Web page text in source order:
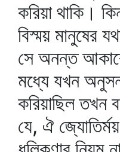
করিয়া থাকি।
বিস্ময় মানুষের
সে অনন্ত
মধ্যে যখন
করিয়াছিল তখন
যে, ঐ